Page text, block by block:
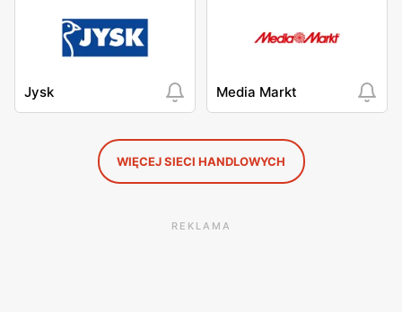
Jysk Media Markt
WIĘCEJ SIECI HANDLOWYCH
REKLAMA